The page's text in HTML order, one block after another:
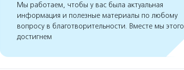
Мы работаем, чтобы у вас была актуальная
информация и полезные материалы по любому
вопросу в благотворительности. Вместе мы этого
достигнем